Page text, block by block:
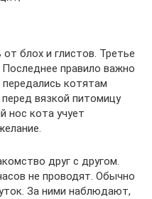
блох и глистов. Третье
правило важно
котятам
вязкой питомицу
нос кота учует
друг с другом.
не проводят. Обычно
За ними наблюдают,